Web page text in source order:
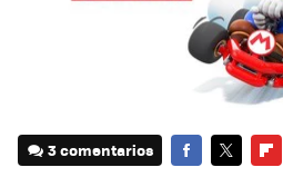
3 comentarios